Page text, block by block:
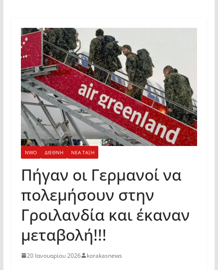
NWO ΔΙΕΘΝΗ ΝΕΑ ΤΑΞΗ
Πήγαν οι Γερμανοί να
πολεμήσουν στην
Γροιλανδία και έκαναν
μεταβολή!!!
20 Ιανουαρίου 2026 korakasnews